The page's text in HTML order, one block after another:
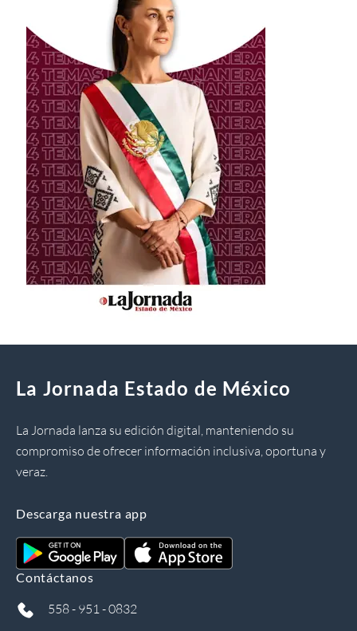
La Jornada Estado de México
La Jornada lanza su edición digital, manteniendo su
compromiso de ofrecer información inclusiva, oportuna y
veraz.
Descarga nuestra app
Contáctanos
558 - 951 - 0832